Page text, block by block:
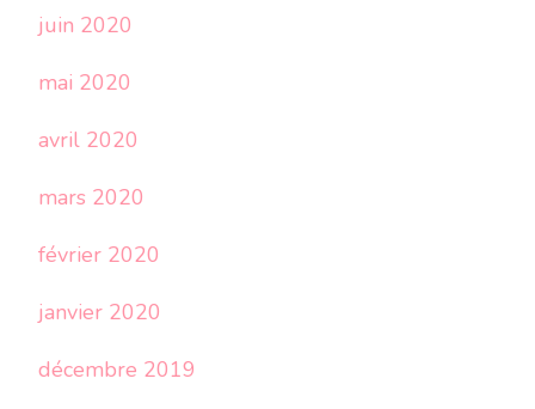
juin 2020
mai 2020
avril 2020
mars 2020
février 2020
janvier 2020
décembre 2019